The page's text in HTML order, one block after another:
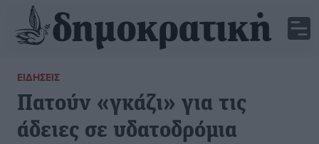
ΕΙΔΉΣΕΙΣ
Πατούν «γκάζι» για τις
άδειες σε υδατοδρόμια